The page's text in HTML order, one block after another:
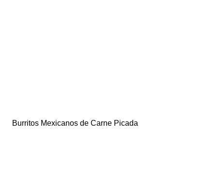
Burritos Mexicanos de Carne Picada